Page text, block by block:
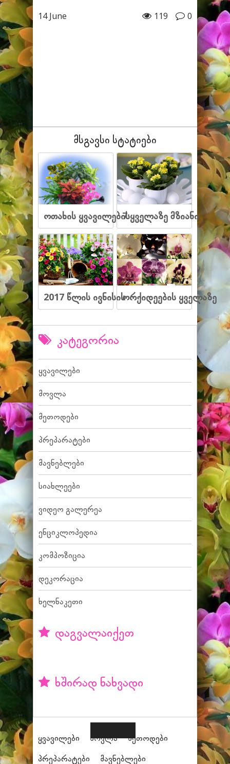
14 June 0
119
მსგავსი სტატიები
ოთახის ყვავილების7 ყველაზე მზიანი
2017 წლის ივნისისორქიდეების ყველაზე
კატეგორია
ყვავილები
მოვლა
მეთოდები
პრეპარატები
მავნებლები
სიახლეები
ვიდეო გალერეა
ენციკლოპედია
კომპოზიცია
დეკორაცია
ხელნაკეთი
დაგვალაიქეთ
ხშირად ნახვადი
ყვავილები მოვლა
მეთოდები
პრეპარატები
მავნებლები